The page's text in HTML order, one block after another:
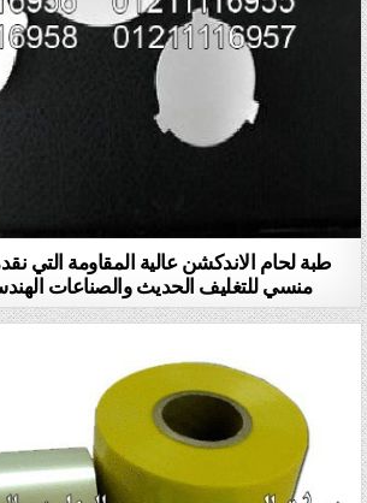
طبة لحام الاندكشن عالية المقاومة التي
منسي للتغليف الحديث والصناعات